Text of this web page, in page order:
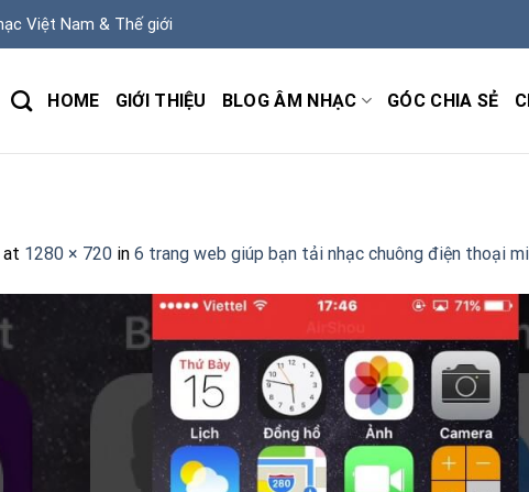
Việt Nam & Thế giới
HOME GIỚI THIỆU BLOG ÂM NHẠC GÓC CHIA SẺ
at 1280 × 720 in 6 trang web giúp bạn tải nhạc chuông điện thoại